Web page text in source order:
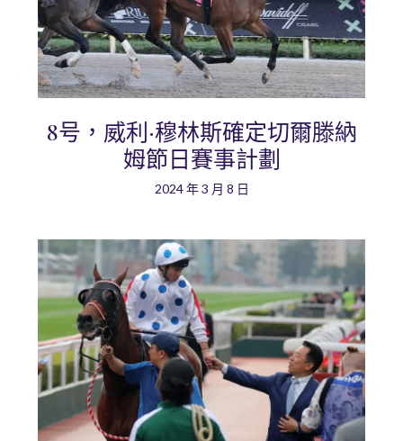
8号，威利·穆林斯確定切爾滕納
姆節日賽事計劃
2024 年 3 月 8 日